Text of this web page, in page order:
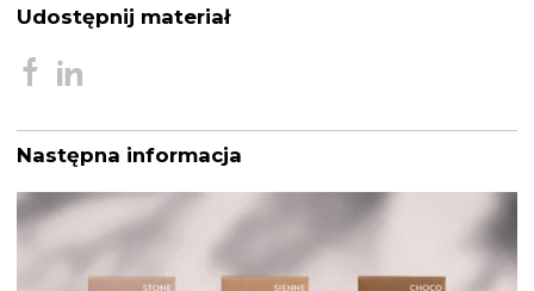
Udostępnij materiał
Następna informacja
Nawigacja
wpisu